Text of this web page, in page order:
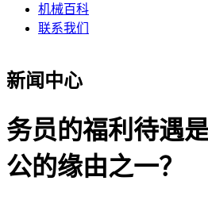
机械百科
联系我们
新闻中心
务员的福利待遇
公的缘由之一？